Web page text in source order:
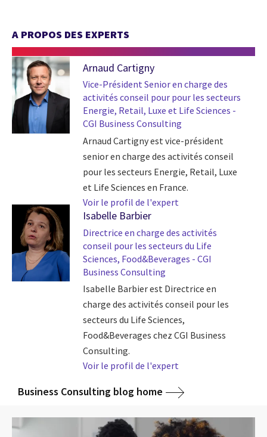
A PROPOS DES EXPERTS
Arnaud Cartigny
Vice-Président Senior en charge des
activités conseil pour pour les secteurs
Energie, Retail, Luxe et Life Sciences -
CGI Business Consulting
Arnaud Cartigny est vice-président
senior en charge des activités conseil
pour les secteurs Energie, Retail, Luxe
et Life Sciences en France.
Voir le profil de l'expert
Isabelle Barbier
Directrice en charge des activités
conseil pour les secteurs du Life
Sciences, Food&Beverages - CGI
Business Consulting
Isabelle Barbier est Directrice en
charge des activités conseil pour les
secteurs du Life Sciences,
Food&Beverages chez CGI Business
Consulting.
Voir le profil de l'expert
Business Consulting blog home